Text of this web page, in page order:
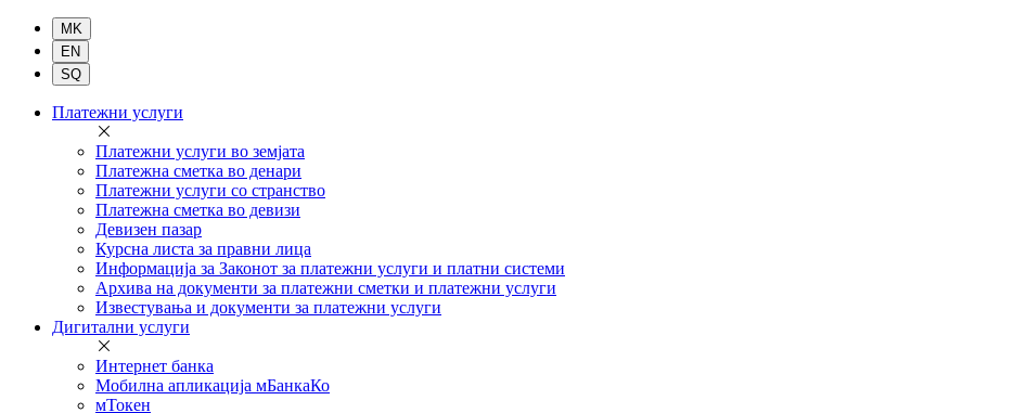
Комерцијална
Платежни услуги
Платежни услуги во земјата
Платежна сметка во денари
Платежни услуги со странство
Платежна сметка во девизи
Девизен пазар
Курсна листа за правни лица
Информација за Законот за платежни услуги и платни системи
Архива на документи за платежни сметки и платежни услуги
Известувања и документи за платежни услуги
Дигитални услуги
Интернет банка
Мобилна апликација мБанкаКо
мТокен